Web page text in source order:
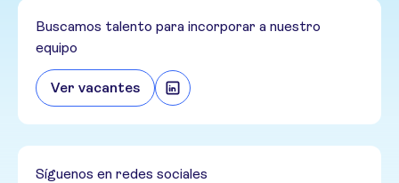
Buscamos talento para incorporar a nuestro
equipo
Ver vacantes
Síguenos en redes sociales